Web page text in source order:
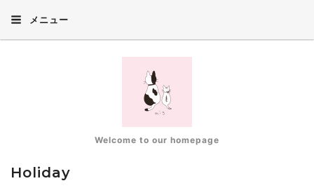
メニュー
Welcome to our homepage
Holiday